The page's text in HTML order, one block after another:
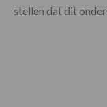
stellen dat dit